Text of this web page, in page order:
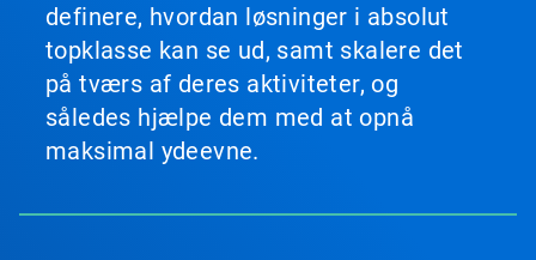
definere, hvordan løsninger i absolut
topklasse kan se ud, samt skalere det
på tværs af deres aktiviteter, og
således hjælpe dem med at opnå
maksimal ydeevne.